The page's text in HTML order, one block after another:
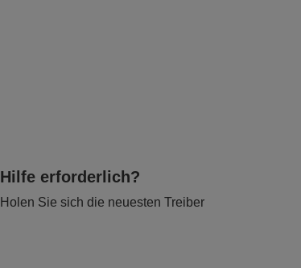
Hilfe erforderlich?
Holen Sie sich die neuesten Treiber